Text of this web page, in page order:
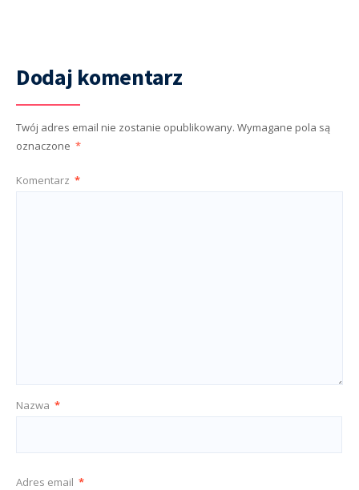
Dodaj komentarz
Twój adres email nie zostanie opublikowany. Wymagane pola są
oznaczone *
Komentarz *
Nazwa *
Adres email *